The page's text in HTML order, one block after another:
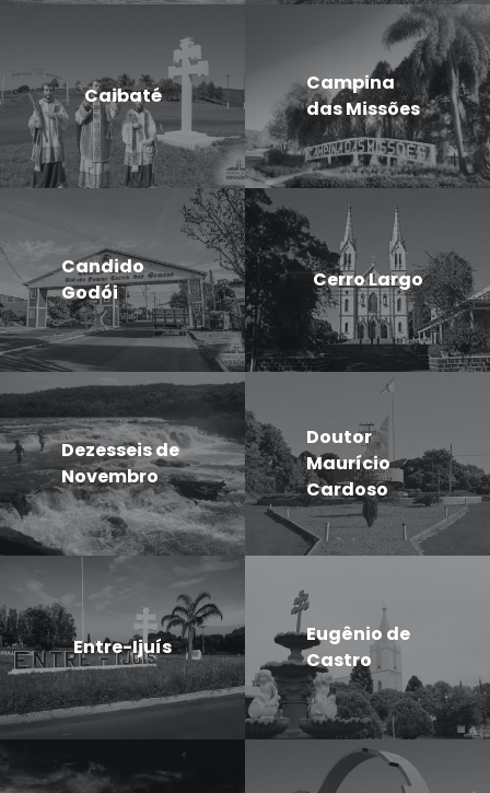
Caibaté
Campina
das Missões
Candido
Godói
Cerro Largo
Dezesseis de
Novembro
Doutor
Maurício
Cardoso
Entre-Ijuís
Eugênio de
Castro